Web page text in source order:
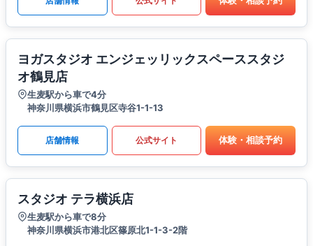
ヨガスタジオ エンジェッリックスペーススタジ
オ鶴見店
生麦駅から車で4分
神奈川県横浜市鶴見区寺谷1-1-13
店舗情報 公式サイト 体験・相談予約
スタジオ テラ横浜店
生麦駅から車で8分
神奈川県横浜市港北区篠原北1-1-3-2階